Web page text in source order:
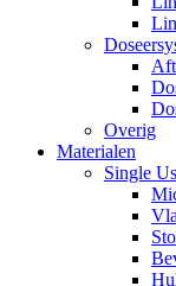
Overig
Materialen
Single